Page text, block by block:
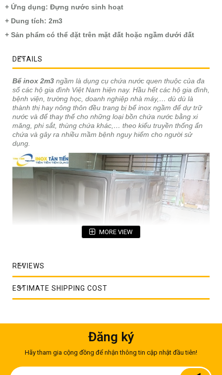
+ Ứng dụng: Đựng nước sinh hoạt
+ Dung tích: 2m3
+ Sản phẩm có thể đặt trên mặt đất hoặc ngầm dưới đất
DETAILS
Bể inox 2m3 ngầm là dụng cụ chứa nước quen thuộc của đa
số các hộ gia đình Việt Nam hiện nay. Hầu hết các hộ gia đình,
bệnh viện, trường học, doanh nghiệp nhà máy,… dù dù là
thành thị hay nông thôn đều trang bị bể inox ngầm để dự trữ
nước và để thay thế cho những loại bồn chứa nước bằng xi
măng, phi sắt, thùng chứa khác,… theo kiểu truyền thống ẩn
chứa và gây ra nhiều mầm bệnh nguy hiểm cho người sử
dụng.
Nếu bạn đang muốn tìm kiếm bể inox ngầm chứa nước để
chôn âm tốt thì sau đây Tân Tiến xin gửi tới Quý khách dòng
sản phẩm bể inox 2m3; được sản xuất từ vật liệu S.U.S.304
Công dụng của bể inox 2m3
MORE VIEW
REVIEWS
ESTIMATE SHIPPING COST
Đăng ký
Hãy tham gia cộng đồng để nhận thông tin cập nhật đầu tiên!
Sign